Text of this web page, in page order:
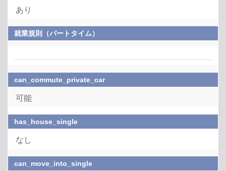
あり
就業規則（パートタイム）
can_commute_private_car
可能
has_house_single
なし
can_move_into_single